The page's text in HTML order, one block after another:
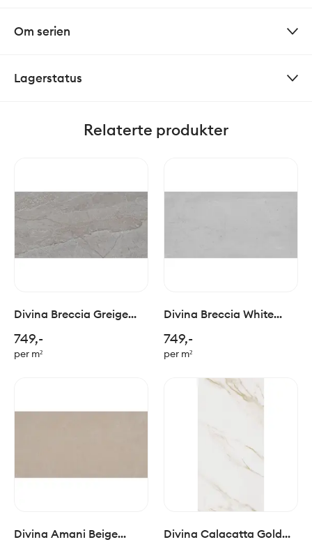
Om serien
Lagerstatus
Relaterte produkter
Divina Breccia Greige
749,-
per m²
Divina Breccia White
749,-
per m²
Divina Amani Beige
Divina Calacatta Gold